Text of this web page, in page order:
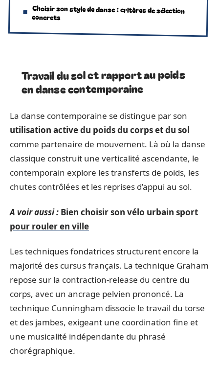
Choisir son style de danse : critères de sélection
concrets
Travail du sol et rapport au poids
en danse contemporaine
La danse contemporaine se distingue par son
utilisation active du poids du corps et du sol
comme partenaire de mouvement. Là où la danse
classique construit une verticalité ascendante, le
contemporain explore les transferts de poids, les
chutes contrôlées et les reprises d’appui au sol.
A voir aussi : Bien choisir son vélo urbain sport
pour rouler en ville
Les techniques fondatrices structurent encore la
majorité des cursus français. La technique Graham
repose sur la contraction-release du centre du
corps, avec un ancrage pelvien prononcé. La
technique Cunningham dissocie le travail du torse
et des jambes, exigeant une coordination fine et
une musicalité indépendante du phrasé
chorégraphique.